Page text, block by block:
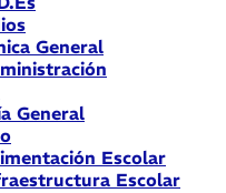
General
General
Escolar
Escolar